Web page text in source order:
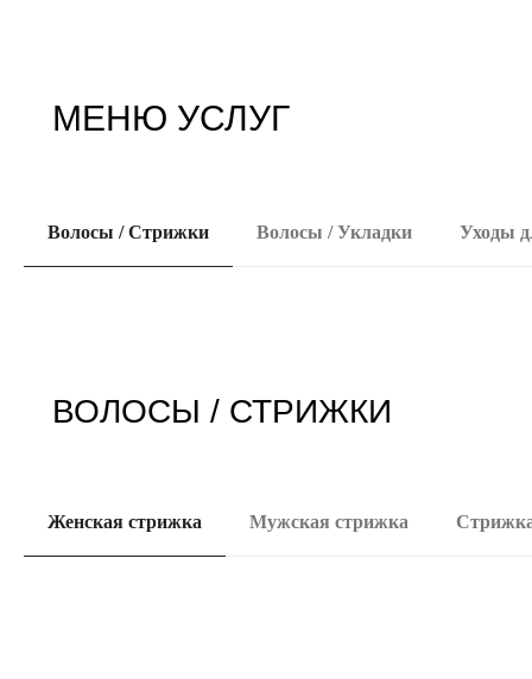
МЕНЮ УСЛУГ
Волосы / Стрижки Волосы / Укладки Уходы
ВОЛОСЫ / СТРИЖКИ
Женская стрижка Мужская стрижка